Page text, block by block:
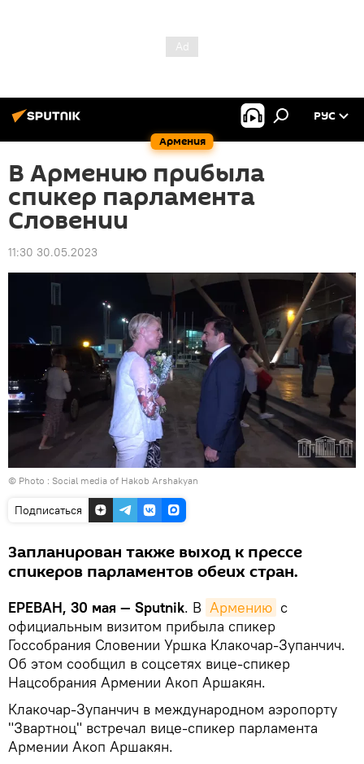
Армения
РУС
В Армению прибыла
спикер парламента
Словении
11:30 30.05.2023
© Photo : Social media of Hakob Arshakyan
Подписаться
Запланирован также выход к прессе
спикеров парламентов обеих стран.
ЕРЕВАН, 30 мая — Sputnik. В Армению с
официальным визитом прибыла спикер
Госсобрания Словении Уршка Клакочар-Зупанчич.
Об этом сообщил в соцсетях вице-спикер
Нацсобрания Армении Акоп Аршакян.
Клакочар-Зупанчич в международном аэропорту
"Звартноц" встречал вице-спикер парламента
Армении Акоп Аршакян.